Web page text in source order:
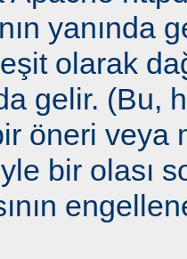
yanında
olarak
gelir. (Bu,
öneri veya
bir olası